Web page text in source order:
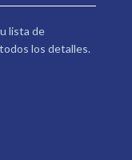
lista de
los detalles.